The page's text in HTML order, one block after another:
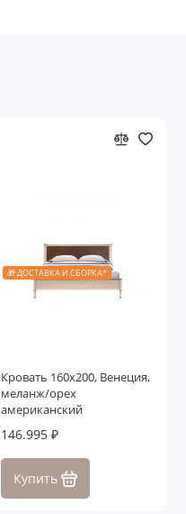
🎁 ДОСТАВКА И СБОРКА*
Кровать 160x200, Венеция,
меланж/орех
американский
146.995 ₽
Купить